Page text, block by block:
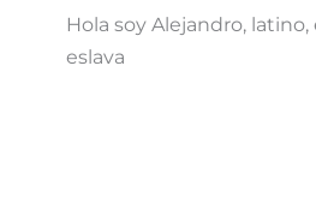
Hola soy Alejandro,
eslava